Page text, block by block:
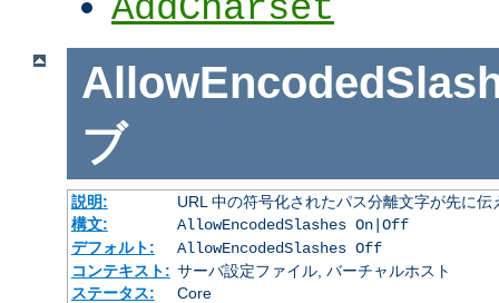
AddCharset
ブ
説明:
URL 中の符号化されたパス分離文字が先に
構文:
AllowEncodedSlashes On|Off
デフォルト:
AllowEncodedSlashes Off
コンテキスト: サーバ設定ファイル, バーチャルホスト
ステータス:
Core